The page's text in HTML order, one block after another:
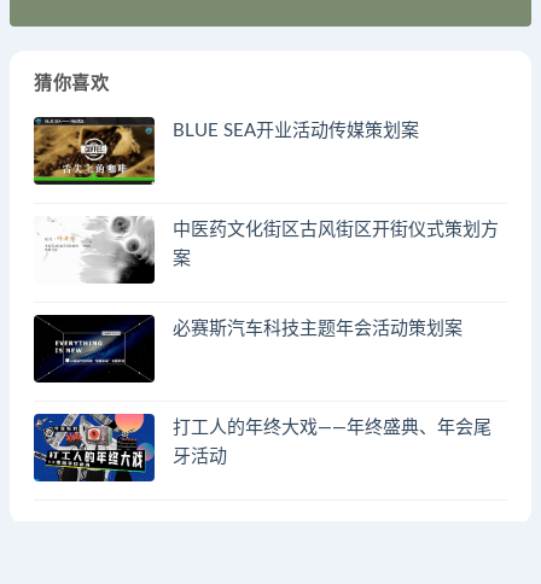
猜你喜欢
BLUE SEA开业活动传媒策划案
中医药文化街区古风街区开街仪式策划方
案
必赛斯汽车科技主题年会活动策划案
打工人的年终大戏——年终盛典、年会尾
牙活动